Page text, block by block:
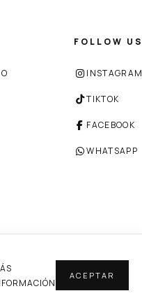
FOLLOW US
INSTAGRAM
TIKTOK
FACEBOOK
WHATSAPP
ACEPTAR